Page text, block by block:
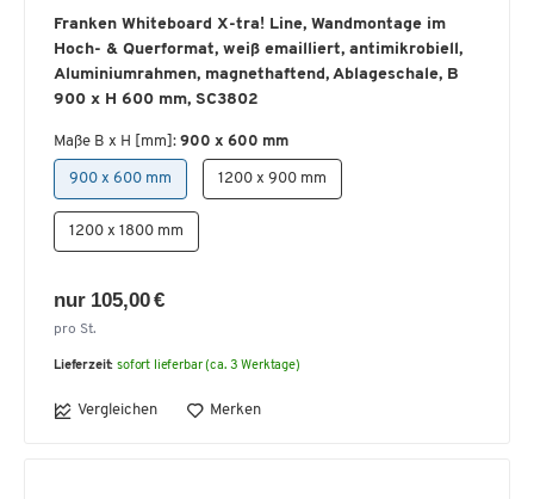
Franken Whiteboard X-tra! Line, Wandmontage im
Hoch- & Querformat, weiß emailliert, antimikrobiell,
Aluminiumrahmen, magnethaftend, Ablageschale, B
900 x H 600 mm, SC3802
Maße B x H [mm]: 900 x 600 mm
900 x 600 mm 1200 x 900 mm
1200 x 1800 mm
nur 105,00 €
pro St.
Lieferzeit: sofort lieferbar (ca. 3 Werktage)
Vergleichen Merken